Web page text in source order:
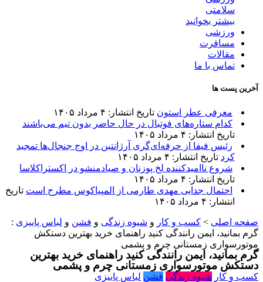
سلامتی
بیشتر بخوانید
ورزشی
مسافرت
مقالات
تماس با ما
آخرین پست ها
معرفی عطر استون تاریخ انتشار: ۴ مرداد ۱۴۰۵
کدام ستاره‌های فوتبال در حال حاضر بدون تیم می‌باشند
تاریخ انتشار: ۴ مرداد ۱۴۰۵
رئیس فیفا از حرفه‌ای‌گری آرژانتین در اوج جنجال‌ها تمجید
کرد تاریخ انتشار: ۴ مرداد ۱۴۰۵
شروع ناامیدکننده لخ پوزنان و صیادمنشو در اکستراکلاسا
تاریخ انتشار: ۴ مرداد ۱۴۰۵
احتمال جدایی مهدی طارمی از المپیاکوس مطرح است تاریخ
انتشار: ۴ مرداد ۱۴۰۵
صفحه اصلی > کسب و کار و شیوه زندگی و فشن و لباس پاییزی :
گرم بمانید، ایمن رانندگی کنید راهنمای خرید بهترین دستکش
موتورسواری زمستانی چرم و پشمی
گرم بمانید، ایمن رانندگی کنید راهنمای خرید بهترین
دستکش موتورسواری زمستانی چرم و پشمی
کسب و کار شیوه زندگی فشن لباس پاییزی